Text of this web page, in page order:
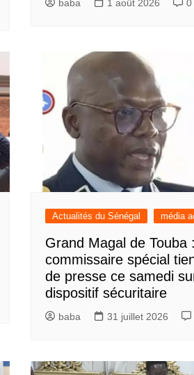
baba 1 août 2026 0
Actualités du Sénégal média
Grand Magal de Touba
commissaire spécial
de presse ce samedi
dispositif sécuritaire
baba 31 juillet 2026